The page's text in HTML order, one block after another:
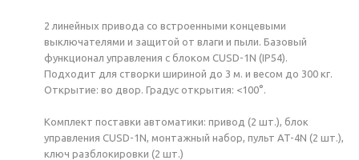
2 линейных привода со встроенными концевыми
выключателями и защитой от влаги и пыли. Базовый
функционал управления с блоком CUSD-1N (IP54).
Подходит для створки шириной до 3 м. и весом до 300 кг.
Открытие: во двор. Градус открытия: <100°.
Комплект поставки автоматики: привод (2 шт.), блок
управления CUSD-1N, монтажный набор, пульт AT-4N (2 шт.),
ключ разблокировки (2 шт.)